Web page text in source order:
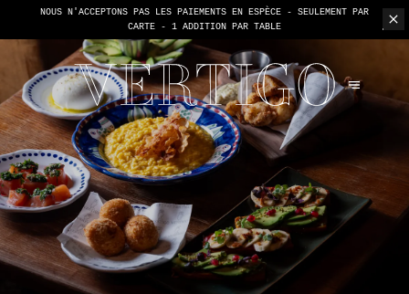
NOUS N'ACCEPTONS PAS LES PAIEMENTS EN ESPÈCE - SEULEMENT PAR
CARTE - 1 ADDITION PAR TABLE